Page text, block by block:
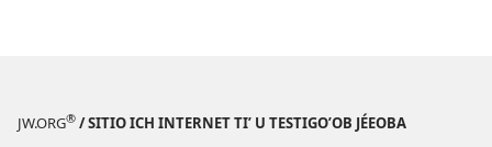
JW.ORG® / SITIO ICH INTERNET TIʼ U TESTIGOʼOB JÉEOBA